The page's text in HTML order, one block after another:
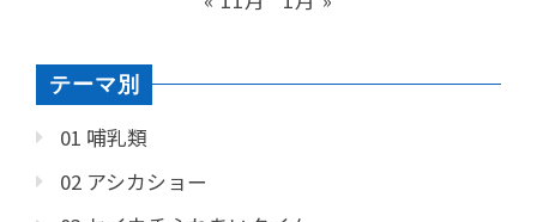
テーマ別
01 哺乳類
02 アシカショー